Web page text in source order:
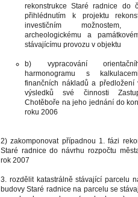
rekonstrukce Staré radnice do
přihlédnutím k projektu
investičním možnostem,
archeologickému a
stávajícímu provozu v objektu
b) vypracování
harmonogramu s
finančních nákladů a předložení
výsledků své činnosti
Chotěboře na jeho jednání do
roku 2006
2) zakomponovat případnou 1. fázi
Staré radnice do návrhu rozpočtu
rok 2007
3. rozdělit katastrálně stávající parcelu
budovy Staré radnice na parcelu se